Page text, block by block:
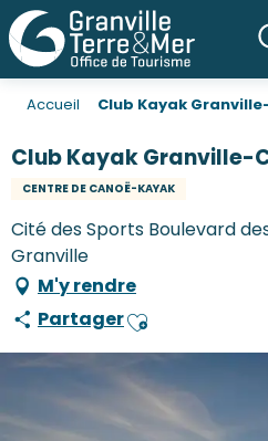
Accueil Club Kayak
Club Kayak Granville-
CENTRE DE CANOË-KAYAK
Cité des Sports Boulevard
Granville
M'y rendre
PartagerAjouter aux